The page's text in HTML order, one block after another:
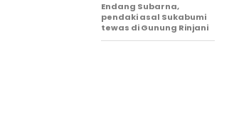
Endang Subarna,
pendaki asal Sukabumi
tewas di Gunung Rinjani